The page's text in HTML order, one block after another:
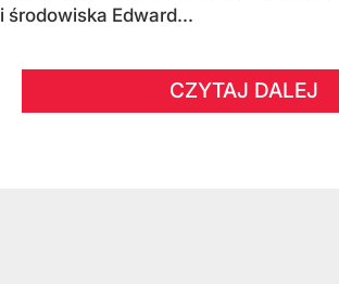
i środowiska Edward...
CZYTAJ DALEJ